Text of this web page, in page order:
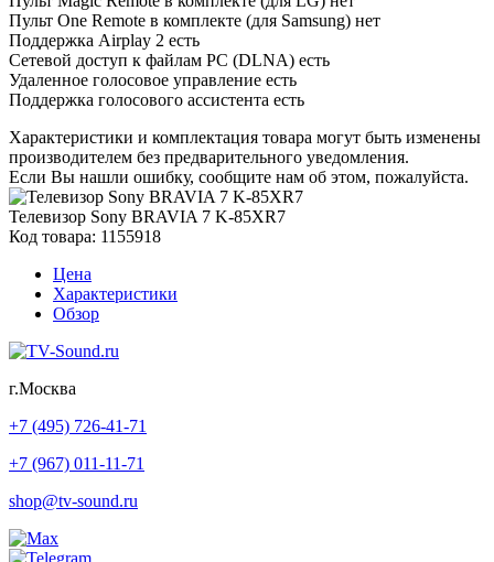
Пульт One Remote в комплекте (для Samsung) нет
Поддержка Airplay 2 есть
Сетевой доступ к файлам PC (DLNA) есть
Удаленное голосовое управление есть
Поддержка голосового ассистента есть
Характеристики и комплектация товара могут быть изменены
производителем без предварительного уведомления.
Если Вы нашли ошибку, сообщите нам об этом, пожалуйста.
Телевизор Sony BRAVIA 7 K-85XR7
Код товара: 1155918
Цена
Характеристики
Обзор
г.Москва
+7 (495) 726-41-71
+7 (967) 011-11-71
shop@tv-sound.ru